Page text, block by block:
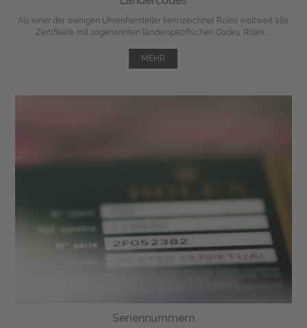
Als einer der wenigen Uhrenhersteller kennzeichnet Rolex weltweit alle
Zertifikate mit sogenannten länderspezifischen Codes. Rolex ...
MEHR
Seriennummern